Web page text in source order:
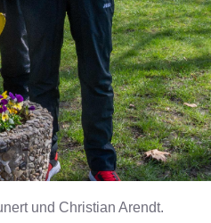
und Christian Arendt.